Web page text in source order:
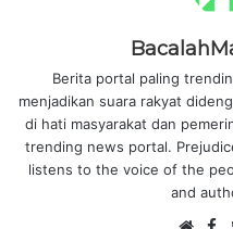
Berita portal paling
menjadikan suara rakyat
di hati masyarakat dan
trending news portal.
listens to the voice of the
and